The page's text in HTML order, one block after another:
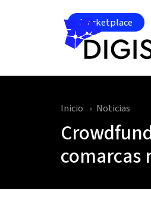
Marketplace
Inicio Noticias
comarcas